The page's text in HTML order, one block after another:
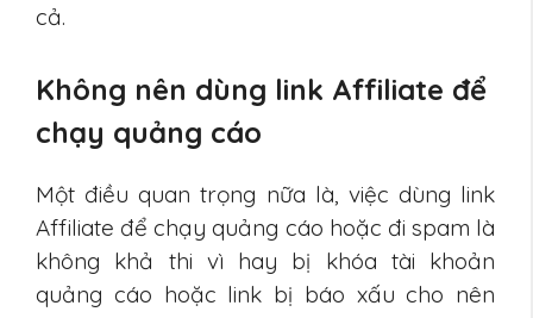
cả.
Không nên dùng link Affiliate để
chạy quảng cáo
Một điều quan trọng nữa là, việc dùng link
Affiliate để chạy quảng cáo hoặc đi spam là
không khả thi vì hay bị khóa tài khoản
quảng cáo hoặc link bị báo xấu cho nên